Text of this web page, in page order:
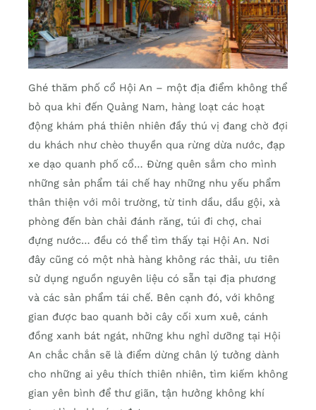
Ghé thăm phố cổ Hội An – một địa điểm không thể
bỏ qua khi đến Quảng Nam, hàng loạt các hoạt
động khám phá thiên nhiên đầy thú vị đang chờ đợi
du khách như chèo thuyền qua rừng dừa nước, đạp
xe dạo quanh phố cổ… Đừng quên sắm cho mình
những sản phẩm tái chế hay những nhu yếu phẩm
thân thiện với môi trường, từ tinh dầu, dầu gội, xà
phòng đến bàn chải đánh răng, túi đi chợ, chai
đựng nước… đều có thể tìm thấy tại Hội An. Nơi
đây cũng có một nhà hàng không rác thải, ưu tiên
sử dụng nguồn nguyên liệu có sẵn tại địa phương
và các sản phẩm tái chế. Bên cạnh đó, với không
gian được bao quanh bởi cây cối xum xuê, cánh
đồng xanh bát ngát, những khu nghỉ dưỡng tại Hội
An chắc chắn sẽ là điểm dừng chân lý tưởng dành
cho những ai yêu thích thiên nhiên, tìm kiếm không
gian yên bình để thư giãn, tận hưởng không khí